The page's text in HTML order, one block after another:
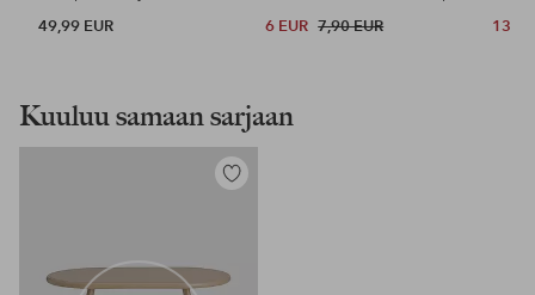
49,99 EUR
6 EUR 7,90 EUR 13
Kuuluu samaan sarjaan
Lisää